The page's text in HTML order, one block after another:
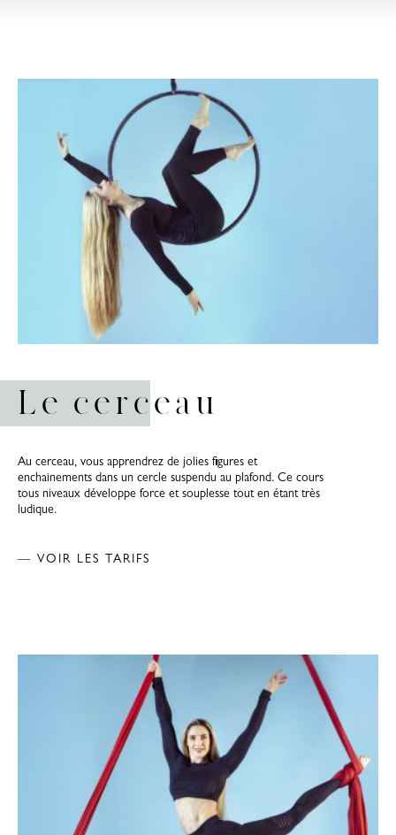
Le cerceau
Au cerceau, vous apprendrez de jolies figures et
enchainements dans un cercle suspendu au plafond. Ce cours
tous niveaux développe force et souplesse tout en étant très
ludique.
— VOIR LES TARIFS